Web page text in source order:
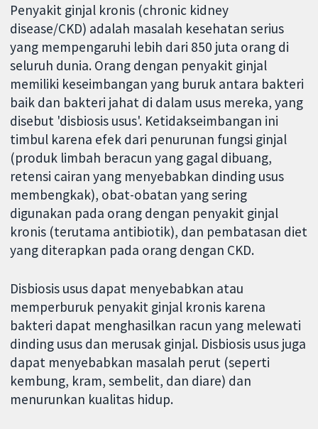
Penyakit ginjal kronis (chronic kidney
disease/CKD) adalah masalah kesehatan serius
yang mempengaruhi lebih dari 850 juta orang di
seluruh dunia. Orang dengan penyakit ginjal
memiliki keseimbangan yang buruk antara bakteri
baik dan bakteri jahat di dalam usus mereka, yang
disebut 'disbiosis usus'. Ketidakseimbangan ini
timbul karena efek dari penurunan fungsi ginjal
(produk limbah beracun yang gagal dibuang,
retensi cairan yang menyebabkan dinding usus
membengkak), obat-obatan yang sering
digunakan pada orang dengan penyakit ginjal
kronis (terutama antibiotik), dan pembatasan diet
yang diterapkan pada orang dengan CKD.
Disbiosis usus dapat menyebabkan atau
memperburuk penyakit ginjal kronis karena
bakteri dapat menghasilkan racun yang melewati
dinding usus dan merusak ginjal. Disbiosis usus juga
dapat menyebabkan masalah perut (seperti
kembung, kram, sembelit, dan diare) dan
menurunkan kualitas hidup.